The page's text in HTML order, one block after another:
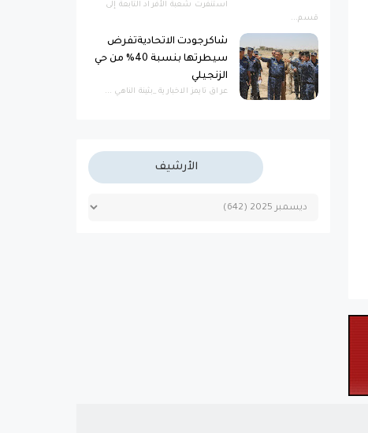
استنفرت شعبة الأفراد التابعة إلى
قسم...
شاكرجودت الاتحاديةتفرض
سيطرتها بنسبة 40% من حي
الزنجيلي
عراق تايمز الاخبارية _بثينة الناهي ...
الأرشيف